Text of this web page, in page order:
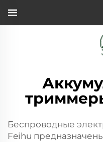
Беспроводные
Feihu